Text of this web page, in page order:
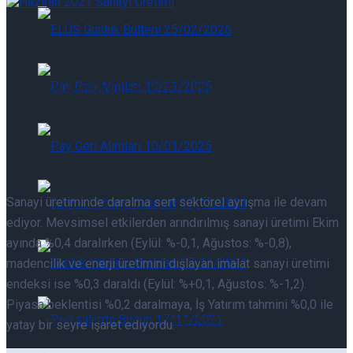
ELÜS Günlük Bülteni 07/08/2026
Pay Geri Alımları 07/08/2026
Günlük Yabancı Oranları 07/08/2026
ELÜS Günlük Bülteni 07/08/2026
Pay Geri Alımları 07/08/2026
Günlük Yabancı Oranları 07/08/2026
Sanayi üretiminde daralma sert sektörel ayrışma ile devam
ediyor. Mevsimsel etkilerden arındırılmış sanayi üretimi Ekim
ayında %0,4 daralırken (Eylül: %-0,1, Ağustos: %-0,8),
madencilik ve enerji üretimini dışlayan imalat sanayi üretimi
endeksi ise %0,3 daraldı (Eylül: %+0,1, Ağustos: %-1,2).
Piyasa beklentisi %0,2 daralmaya, İş Yatırım tahmini %0,0 ile
yatay bir seyre işaret ediyordu.